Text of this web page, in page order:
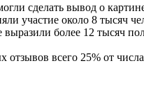
сделать вывод о
участие около 8 тысяч
более 12 тысяч
отзывов всего 25% от